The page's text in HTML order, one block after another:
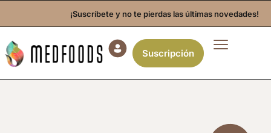
¡Suscríbete y no te pierdas las últimas novedades!
Suscripción